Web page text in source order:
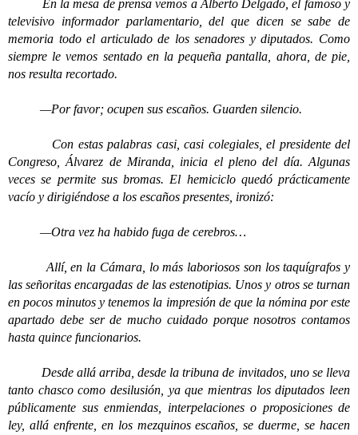
En la mesa de prensa vemos a Alberto Delgado, el famoso y
televisivo informador parlamentario, del que dicen se sabe de
memoria todo el articulado de los senadores y diputados. Como
siempre le vemos sentado en la pequeña pantalla, ahora, de pie,
nos resulta recortado.
—Por favor; ocupen sus escaños. Guarden silencio.
Con estas palabras casi, casi colegiales, el presidente del
Congreso, Álvarez de Miranda, inicia el pleno del día. Algunas
veces se permite sus bromas. El hemiciclo quedó prácticamente
vacío y dirigiéndose a los escaños presentes, ironizó:
—Otra vez ha habido fuga de cerebros…
Allí, en la Cámara, lo más laboriosos son los taquígrafos y
las señoritas encargadas de las estenotipias. Unos y otros se turnan
en pocos minutos y tenemos la impresión de que la nómina por este
apartado debe ser de mucho cuidado porque nosotros contamos
hasta quince funcionarios.
Desde allá arriba, desde la tribuna de invitados, uno se lleva
tanto chasco como desilusión, ya que mientras los diputados leen
públicamente sus enmiendas, interpelaciones o proposiciones de
ley, allá enfrente, en los mezquinos escaños, se duerme, se hacen